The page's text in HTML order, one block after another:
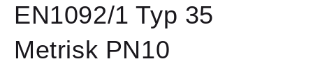
EN1092/1 Typ 35
Metrisk PN10